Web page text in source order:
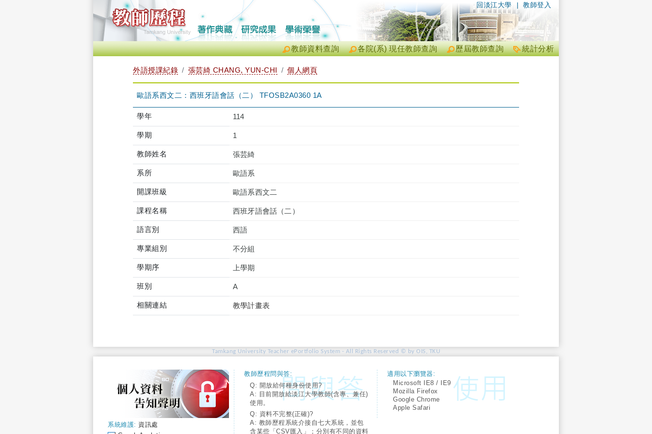
| 教師登入
回淡江大學
統計分析
歷屆教師查詢
各院(系) 現任教師查詢
教師資料查詢
外語授課紀錄 張芸綺 CHANG, YUN-CHI 個人網頁
歐語系西文二：西班牙語會話（二） TFOSB2A0360 1A
學年 114
學期 1
教師姓名 張芸綺
系所 歐語系
開課班級 歐語系西文二
課程名稱 西班牙語會話（二）
語言別 西語
專業組別 不分組
學期序 上學期
班別 A
相關連結 教學計畫表
Tamkang University Teacher ePortfolio System - All Rights Reserved © by OIS, TKU
系統維護: 資訊處
教師歷程問與答:
Q: 開放給何種身份使用?
A: 目前開放給淡江大學教師(含專、兼任)
使用。
Q: 資料不完整(正確)?
A: 教師歷程系統介接自七大系統，並包
含某些「CSV匯入」；分別有不同的資料
適用以下瀏覽器:
Microsoft IE8 / IE9
Mozilla Firefox
Google Chrome
Apple Safari